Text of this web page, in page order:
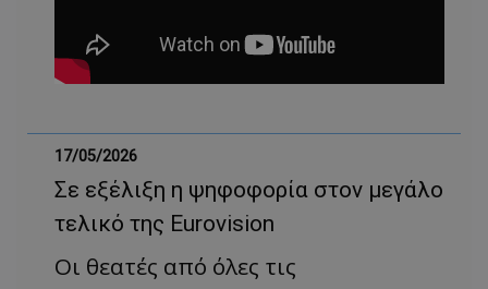
17/05/2026
Σε εξέλιξη η ψηφοφορία στον μεγάλο
τελικό της Eurovision
Οι θεατές από όλες τις